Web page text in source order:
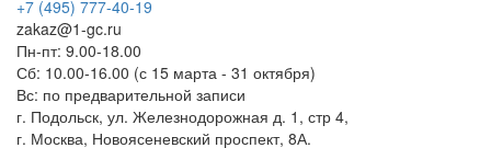
+7 (495) 777-40-19
zakaz@1-gc.ru
Пн-пт: 9.00-18.00
Сб: 10.00-16.00 (с 15 марта - 31 октября)
Вс: по предварительной записи
г. Подольск, ул. Железнодорожная д. 1, стр 4,
г. Москва, Новоясеневский проспект, 8А.